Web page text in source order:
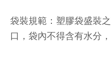
袋裝規範：塑膠袋盛裝
口，袋內不得含有水分